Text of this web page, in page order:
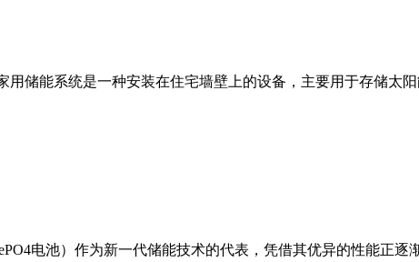
用储能系统是一种安装在住宅墙壁上的设备，主要用于存储太
电池）作为新一代储能技术的代表，凭借其优异的性能正